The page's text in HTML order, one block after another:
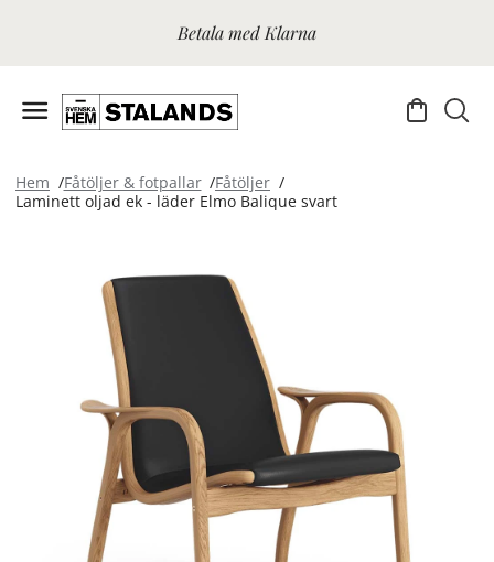
Betala med Klarna
Hem Fåtöljer & fotpallar
Fåtöljer
Laminett oljad ek - läder Elmo Balique svart